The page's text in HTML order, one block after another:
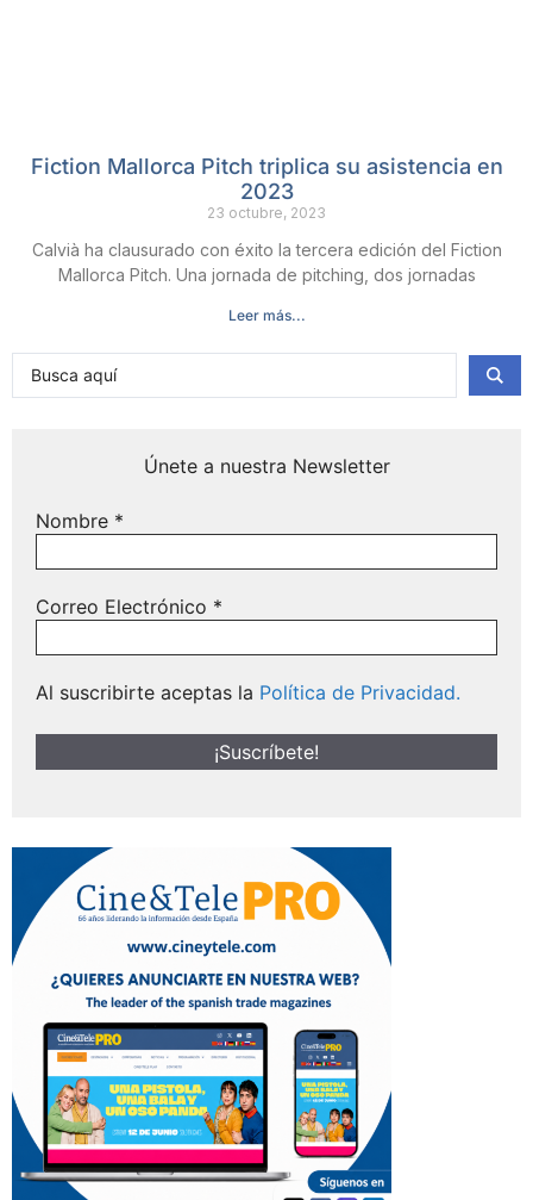
Fiction Mallorca Pitch triplica su asistencia en
2023
23 octubre, 2023
Calvià ha clausurado con éxito la tercera edición del Fiction
Mallorca Pitch. Una jornada de pitching, dos jornadas
Leer más...
Únete a nuestra Newsletter
Nombre *
Correo Electrónico *
Al suscribirte aceptas la Política de Privacidad.